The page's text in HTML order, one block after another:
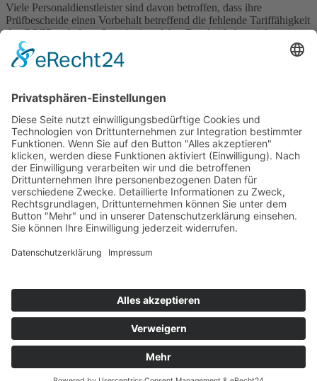
Viele Personaldienstleister sind davon betroffen, dass ihre
Prüfbescheide einen Vorbehalt betreffend die fehlende Tariffähigkeit
der CGZP enthalten. Soweit ein solcher Bescheid aber nicht
innerhalb eines Jahres aufgehoben worden ist, besteht aus Sicht der
12. Kammer des Sozialgerichts Magdeburg keine Möglichkeit mehr,
für den damals geprüften Zeitraum höhere Beiträge festzusetzen.
Gegen diesen Beschluss ist das Rechtsmittel der Beschwerde zum
Landessozialgericht Sachsen-Anhalt gegeben.
Unabhängig davon meldet heute das Landessozialgericht NRW
einen Beschluss im einstweiligen Rechtsschutz, nach dem auch für
bereits geprüfte Zeiträume innerhalb der Verjährungsfrist (4 Jahre)
eine Nachforderung durch einen weiteren Bescheid möglich ist.
LSG NRW: Zeitarbeitsfirmen müssen Sozialversicherungsbeiträge
nachzahlen
Anders hatte noch das LSG Schleswig-Holstein am 20.04.2012
entschieden und unabhängig von vorangegangenen Prüfungen dem
Personaldienstleister Vertrauensschutz gewährt.
Die Beschlüsse des Sozialgerichts Magdeburg und des LSG
Schleswig Holstein stehen im Kundenbereich unserer Homepage
Impressum
© 2025 Unternehmens­beratung für Personal­dienstleister |
Aktenprüfung & Revision, Beratung, Controlling | Berater der